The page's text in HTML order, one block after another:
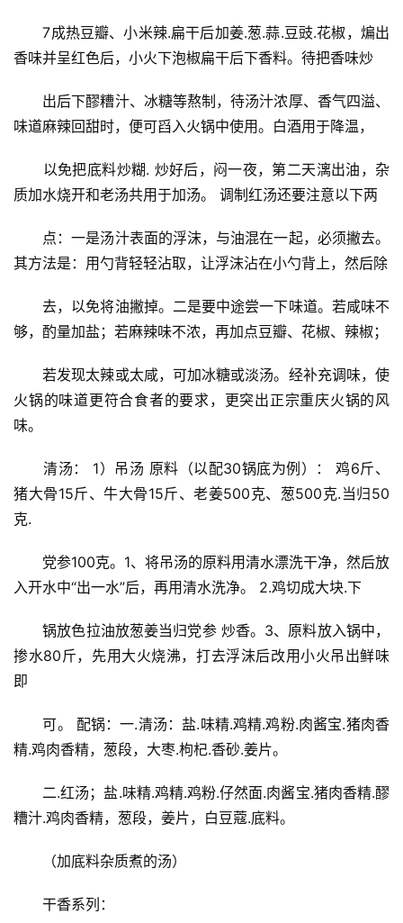
7成热豆瓣、小米辣.扁干后加姜.葱.蒜.豆豉.花椒，煸出
香味并呈红色后，小火下泡椒扁干后下香料。待把香味炒
出后下醪糟汁、冰糖等熬制，待汤汁浓厚、香气四溢、
味道麻辣回甜时，便可舀入火锅中使用。白酒用于降温，
以免把底料炒糊. 炒好后，闷一夜，第二天漓出油，杂
质加水烧开和老汤共用于加汤。 调制红汤还要注意以下两
点：一是汤汁表面的浮沫，与油混在一起，必须撇去。
其方法是：用勺背轻轻沾取，让浮沫沾在小勺背上，然后除
去，以免将油撇掉。二是要中途尝一下味道。若咸味不
够，酌量加盐；若麻辣味不浓，再加点豆瓣、花椒、辣椒；
若发现太辣或太咸，可加冰糖或淡汤。经补充调味，使
火锅的味道更符合食者的要求，更突出正宗重庆火锅的风
味。
清汤： 1）吊汤 原料（以配30锅底为例）： 鸡6斤、
猪大骨15斤、牛大骨15斤、老姜500克、葱500克.当归50
克.
党参100克。1、将吊汤的原料用清水漂洗干净，然后放
入开水中“出一水”后，再用清水洗净。 2.鸡切成大块.下
锅放色拉油放葱姜当归党参 炒香。3、原料放入锅中，
掺水80斤，先用大火烧沸，打去浮沫后改用小火吊出鲜味
即
可。 配锅：一.清汤：盐.味精.鸡精.鸡粉.肉酱宝.猪肉香
精.鸡肉香精，葱段，大枣.枸杞.香砂.姜片。
二.红汤；盐.味精.鸡精.鸡粉.仔然面.肉酱宝.猪肉香精.醪
糟汁.鸡肉香精，葱段，姜片，白豆蔻.底料。
（加底料杂质煮的汤）
干香系列：